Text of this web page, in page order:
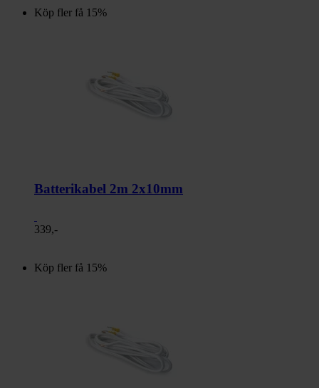
Köp fler få 15%
Batterikabel 2m 2x10mm
339,-
Köp fler få 15%